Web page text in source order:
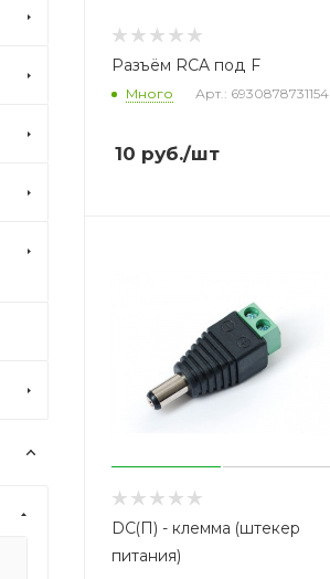
Разъём RCA под F
Много Арт.: 6930878731154
10 руб./шт
DC(П) - клемма (штекер
питания)